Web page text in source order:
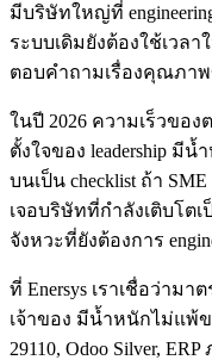
มีบริษัทใหญ่ที่
ระบบเดิมยังต้องใช้เวล
ตอบคำถามเรื่องคุณภาพ
ในปี 2026 ความเร็วขอ
ตั้งใจของ leadership มี
บนเป็น checklist ถ้า
เจอบริษัทที่กำลังเติบโต
จังหวะที่ยังต้องการ
ที่ Enersys เราเชื่อว่าม
เจ้าของ มีน้ำหนักไม่แพ้
29110, Odoo Silver,